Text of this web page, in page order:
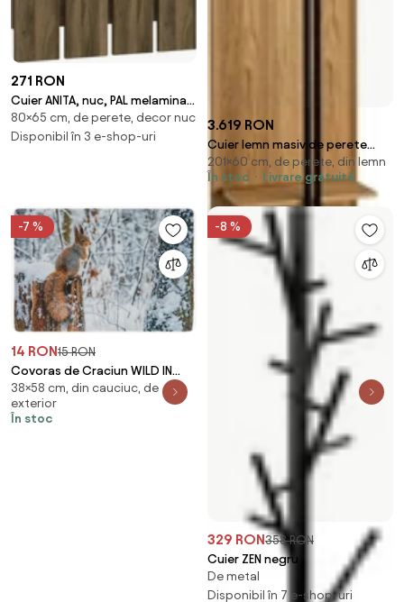
271 RON
Cuier ANITA, nuc, PAL melaminat,
65x4x80 cm
80×65 cm, de perete, decor nuc
Disponibil în 3 e-shop-uri
3.619 RON
Cuier lemn masiv de perete
Sutton, 60 × 201 × 33 cm
201×60 cm, de perete, din lemn
În stoc
Livrare gratuită
-7 %
14 RON15 RON
Covoras de Craciun WILD IN
WHITE 38x58 cm - mai multe
variante Varianta: Veverita
38×58 cm, din cauciuc, de
exterior
În stoc
-8 %
329 RON358 RON
Cuier ZEN negru
De metal
Disponibil în 7 e-shop-uri